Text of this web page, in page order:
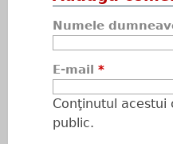
Numele
E-mail *
Conţinutul
public.